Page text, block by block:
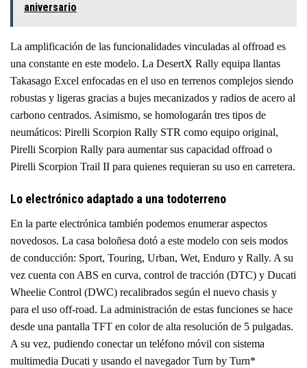
aniversario
La amplificación de las funcionalidades vinculadas al offroad es
una constante en este modelo. La DesertX Rally equipa llantas
Takasago Excel enfocadas en el uso en terrenos complejos siendo
robustas y ligeras gracias a bujes mecanizados y radios de acero al
carbono centrados. Asimismo, se homologarán tres tipos de
neumáticos: Pirelli Scorpion Rally STR como equipo original,
Pirelli Scorpion Rally para aumentar sus capacidad offroad o
Pirelli Scorpion Trail II para quienes requieran su uso en carretera.
Lo electrónico adaptado a una todoterreno
En la parte electrónica también podemos enumerar aspectos
novedosos. La casa boloñesa dotó a este modelo con seis modos
de conducción: Sport, Touring, Urban, Wet, Enduro y Rally. A su
vez cuenta con ABS en curva, control de tracción (DTC) y Ducati
Wheelie Control (DWC) recalibrados según el nuevo chasis y
para el uso off-road. La administración de estas funciones se hace
desde una pantalla TFT en color de alta resolución de 5 pulgadas.
A su vez, pudiendo conectar un teléfono móvil con sistema
multimedia Ducati y usando el navegador Turn by Turn*